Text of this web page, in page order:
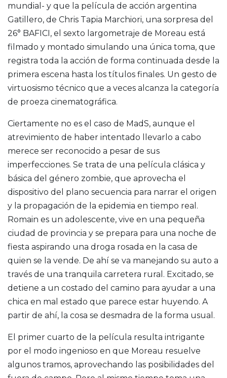
mundial- y que la película de acción argentina
Gatillero, de Chris Tapia Marchiori, una sorpresa del
26° BAFICI, el sexto largometraje de Moreau está
filmado y montado simulando una única toma, que
registra toda la acción de forma continuada desde la
primera escena hasta los títulos finales. Un gesto de
virtuosismo técnico que a veces alcanza la categoría
de proeza cinematográfica.
Ciertamente no es el caso de MadS, aunque el
atrevimiento de haber intentado llevarlo a cabo
merece ser reconocido a pesar de sus
imperfecciones. Se trata de una película clásica y
básica del género zombie, que aprovecha el
dispositivo del plano secuencia para narrar el origen
y la propagación de la epidemia en tiempo real.
Romain es un adolescente, vive en una pequeña
ciudad de provincia y se prepara para una noche de
fiesta aspirando una droga rosada en la casa de
quien se la vende. De ahí se va manejando su auto a
través de una tranquila carretera rural. Excitado, se
detiene a un costado del camino para ayudar a una
chica en mal estado que parece estar huyendo. A
partir de ahí, la cosa se desmadra de la forma usual.
El primer cuarto de la película resulta intrigante
por el modo ingenioso en que Moreau resuelve
algunos tramos, aprovechando las posibilidades del